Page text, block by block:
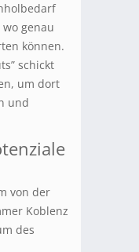
genau
können.
schickt
um dort
und
von der
Koblenz
des